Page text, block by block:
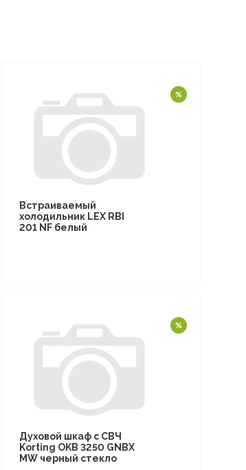
Встраиваемый
холодильник LEX RBI
201 NF белый
Духовой шкаф с СВЧ
Korting OKB 3250 GNBX
MW черный стекло